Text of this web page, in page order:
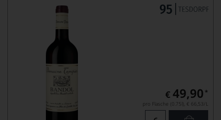
€ 49,90 *
pro Flasche (0.75l), € 66,53/L